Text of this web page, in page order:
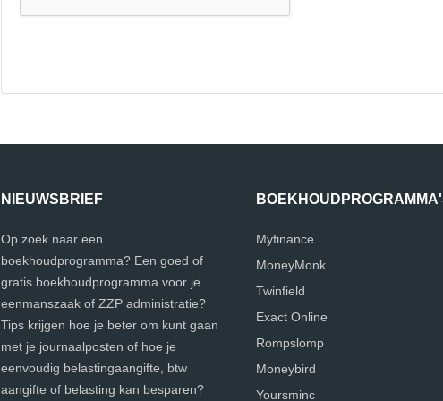
NIEUWSBRIEF
Op zoek naar een
boekhoudprogramma? Een goed of
gratis boekhoudprogramma voor je
eenmanszaak of ZZP administratie?
Tips krijgen hoe je beter om kunt gaan
met je journaalposten of hoe je
eenvoudig belastingaangifte, btw
aangifte of belasting kan besparen?
Myfinance
MoneyMonk
Twinfield
Exact Online
Rompslomp
Moneybird
Yoursminc